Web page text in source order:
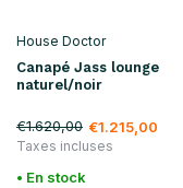
House Doctor
Canapé Jass lounge
naturel/noir
€1.620,00 €1.215,00
Taxes incluses
• En stock